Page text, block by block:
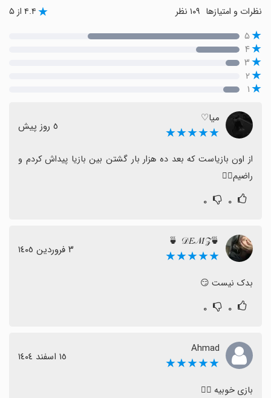
نظرات و امتیازها ۴.۴ از ۵
۵
۴
۳
۲
۱
میا♡
★★★★★ ٥ روز پیش
راضیم👍🏼
۰ ۰
🍵𝒟𝐸𝒩𝐼𝒵 🍵
★★★★★ ٣ فروردین ١٤٠٥
بدک نیست 😏
۰ ۰
Ahmad
★★★★★ ١٥ اسفند ١٤٠٤
بازی خوبیه 👍🏼